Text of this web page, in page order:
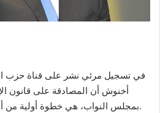
في تسجيل مرئي نشر على قناة حزب
أخنوش أن المصادقة على قانون
بمجلس النواب، هي خطوة أولية من أجل إصلاح المدرسة المغربية.